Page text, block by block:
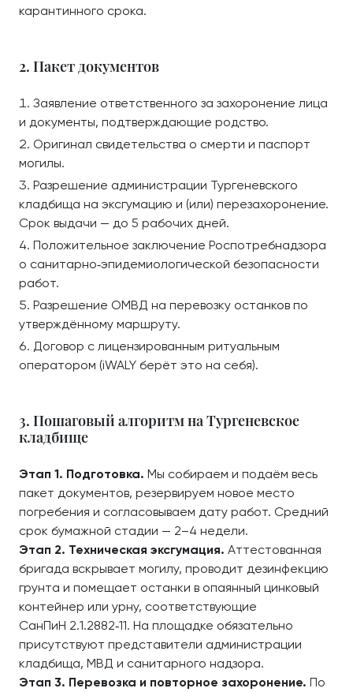
карантинного срока.
2. Пакет документов
Заявление ответственного за захоронение лица
и документы, подтверждающие родство.
Оригинал свидетельства о смерти и паспорт
могилы.
Разрешение администрации Тургеневского
кладбища на эксгумацию и (или) перезахоронение.
Срок выдачи — до 5 рабочих дней.
Положительное заключение Роспотребнадзора
о санитарно‑эпидемиологической безопасности
работ.
Разрешение ОМВД на перевозку останков по
утверждённому маршруту.
Договор с лицензированным ритуальным
оператором (iWALY берёт это на себя).
3. Пошаговый алгоритм на Тургеневское
кладбище
Этап 1. Подготовка. Мы собираем и подаём весь
пакет документов, резервируем новое место
погребения и согласовываем дату работ. Средний
срок бумажной стадии — 2–4 недели.
Этап 2. Техническая эксгумация. Аттестованная
бригада вскрывает могилу, проводит дезинфекцию
грунта и помещает останки в опаянный цинковый
контейнер или урну, соответствующие
СанПиН 2.1.2882‑11. На площадке обязательно
присутствуют представители администрации
кладбища, МВД и санитарного надзора.
Этап 3. Перевозка и повторное захоронение. По